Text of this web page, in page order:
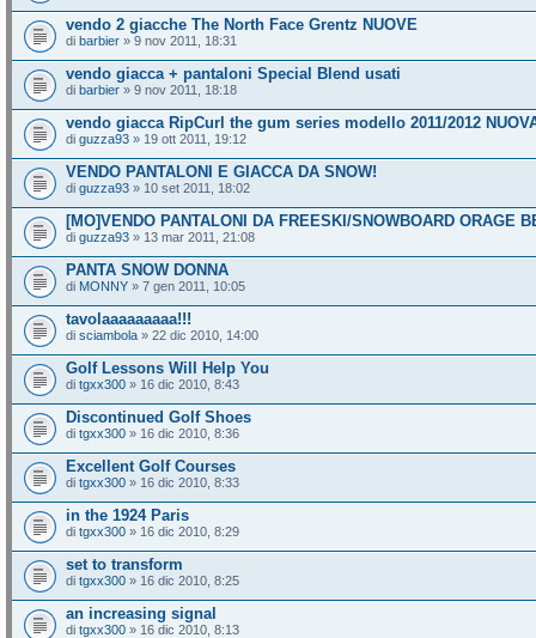
vendo 2 giacche The North Face Grentz NUOVE
di barbier » 9 nov 2011, 18:31
vendo giacca + pantaloni Special Blend usati
di barbier » 9 nov 2011, 18:18
vendo giacca RipCurl the gum series modello 2011/2012
di guzza93 » 19 ott 2011, 19:12
VENDO PANTALONI E GIACCA DA SNOW!
di guzza93 » 10 set 2011, 18:02
[MO]VENDO PANTALONI DA FREESKI/SNOWBOARD ORAGE
di guzza93 » 13 mar 2011, 21:08
PANTA SNOW DONNA
di MONNY » 7 gen 2011, 10:05
tavolaaaaaaaaa!!!
di sciambola » 22 dic 2010, 14:00
Golf Lessons Will Help You
di tgxx300 » 16 dic 2010, 8:43
Discontinued Golf Shoes
di tgxx300 » 16 dic 2010, 8:36
Excellent Golf Courses
di tgxx300 » 16 dic 2010, 8:33
in the 1924 Paris
di tgxx300 » 16 dic 2010, 8:29
set to transform
di tgxx300 » 16 dic 2010, 8:25
an increasing signal
di tgxx300 » 16 dic 2010, 8:13